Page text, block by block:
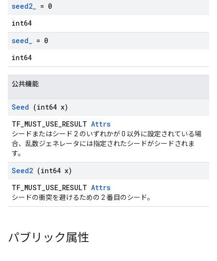
seed2_ = 0
int64
seed_ = 0
int64
公共機能
Seed (int64 x)
TF_MUST_USE_RESULT Attrs
シードまたはシード 2 のいずれかが 0 以外に設定されている場
合、乱数ジェネレータには指定されたシードがシードされま
す。
Seed2 (int64 x)
TF_MUST_USE_RESULT Attrs
シードの衝突を避けるための 2 番目のシード。
パブリック属性